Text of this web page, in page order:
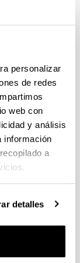
personalizar
de redes
web con
y análisis
información
a
detalles
-
legal
de
hasta
al correo
centro,
plazo
15 de